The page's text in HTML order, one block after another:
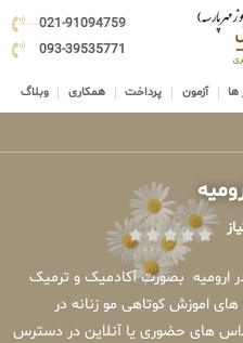
021-91094759
093-39535771
ها آزمون پرداخت همکاری وبلاگ
در ارومیه بصورت آکادمیک و ترمیک
اموزش کوتاهی مو زنانه در
های حضوری یا آنلاین در دسترس